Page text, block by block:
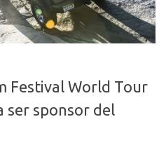
Festival World Tour
ser sponsor del